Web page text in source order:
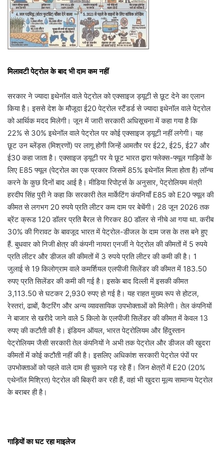
मिलावटी पेट्रोल के बाद भी दाम कम नहीं
सरकार ने ज्यादा इथेनॉल वाले पेट्रोल को एक्साइज ड्यूटी से छूट देने का एलान
किया है। इससे देश के मौजूदा ई20 पेट्रोल स्टैंडर्ड से ज्यादा इथेनॉल वाले पेट्रोल
को आर्थिक मदद मिलेगी। जून में जारी सरकारी अधिसूचना में कहा गया है कि
22% से 30% इथेनॉल वाले पेट्रोल पर कोई एक्साइज ड्यूटी नहीं लगेगी। यह
छूट उन ब्लेंड्स (मिश्रणों) पर लागू होगी जिन्हें आमतौर पर ई22, ई25, ई27 और
ई30 कहा जाता है। एक्साइज ड्यूटी पर ये छूट भारत द्वारा फ्लेक्स-फ्यूल गाड़ियों के
लिए E85 फ्यूल (पेट्रोल का एक प्रकार जिसमें 85% इथेनॉल मिला होता है) लॉन्च
करने के कुछ दिनों बाद आई है। मीडिया रिपोर्ट्स के अनुसार, पेट्रोलियम मंत्री
हरदीप सिंह पुरी ने कहा कि सरकारी तेल मार्केटिंग कंपनियाँ E85 को E20 फ्यूल की
कीमत से लगभग 20 रुपये प्रति लीटर कम दाम पर बेचेंगी। 28 जून 2026 तक
ब्रेंट क्रूड 120 डॉलर प्रति बैरल से गिरकर 80 डॉलर से नीचे आ गया था. करीब
30% की गिरावट के बावजूद भारत में पेट्रोल-डीजल के दाम जस के तस बने हुए
हैं. बुधवार को निजी क्षेत्र की कंपनी नायरा एनर्जी ने पेट्रोल की कीमतों में 5 रुपये
प्रति लीटर और डीजल की कीमतों में 3 रुपये प्रति लीटर की कमी की है। 1
जुलाई से 19 किलोग्राम वाले कमर्शियल एलपीजी सिलेंडर की कीमत में 183.50
रुपए प्रति सिलेंडर की कमी की गई है। इसके बाद दिल्ली में इसकी कीमत
3,113.50 से घटकर 2,930 रुपए हो गई है। यह राहत मुख्य रूप से होटल,
रेस्तरां, ढाबों, कैटरिंग और अन्य व्यावसायिक उपभोक्ताओं को मिलेगी। तेल कंपनियों
ने बाजार से खरीदे जाने वाले 5 किलो के एलपीजी सिलेंडर की कीमत में केवल 13
रुपए की कटौती की है। इंडियन ऑयल, भारत पेट्रोलियम और हिंदुस्तान
पेट्रोलियम जैसी सरकारी तेल कंपनियों ने अभी तक पेट्रोल और डीजल की खुदरा
कीमतों में कोई कटौती नहीं की है। इसलिए अधिकांश सरकारी पेट्रोल पंपों पर
उपभोक्ताओं को पहले वाले दाम ही चुकाने पड़ रहे हैं। जिन क्षेत्रों में E20 (20%
एथेनॉल मिश्रित) पेट्रोल की बिक्री कर रही हैं, वहां भी खुदरा मूल्य सामान्य पेट्रोल
के बराबर ही है।
गाड़ियों का घट रहा माइलेज